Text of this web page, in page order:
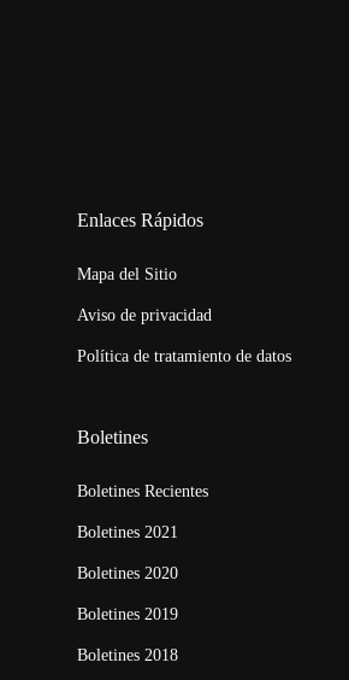
Enlaces Rápidos
Mapa del Sitio
Aviso de privacidad
Política de tratamiento de datos
Boletines
Boletines Recientes
Boletines 2021
Boletines 2020
Boletines 2019
Boletines 2018